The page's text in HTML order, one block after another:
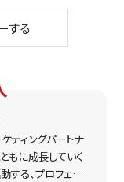
する
ティングパートナ
もに成長していく
する、プロフェッ